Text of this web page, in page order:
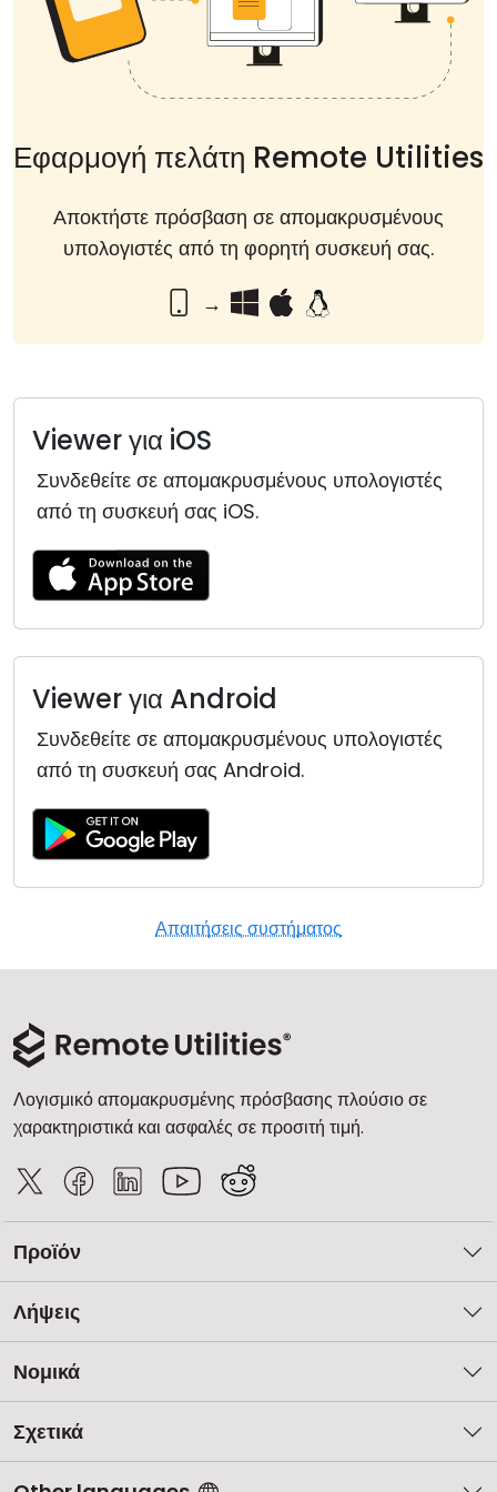
Εφαρμογή πελάτη Remote Utilities
Αποκτήστε πρόσβαση σε απομακρυσμένους
υπολογιστές από τη φορητή συσκευή σας.
→
Viewer για iOS
Συνδεθείτε σε απομακρυσμένους υπολογιστές
από τη συσκευή σας iOS.
Viewer για Android
Συνδεθείτε σε απομακρυσμένους υπολογιστές
από τη συσκευή σας Android.
Απαιτήσεις συστήματος
Λογισμικό απομακρυσμένης πρόσβασης πλούσιο σε
χαρακτηριστικά και ασφαλές σε προσιτή τιμή.
Προϊόν
Λήψεις
Νομικά
Σχετικά
Cloud & Τοπική Εγκατάσταση